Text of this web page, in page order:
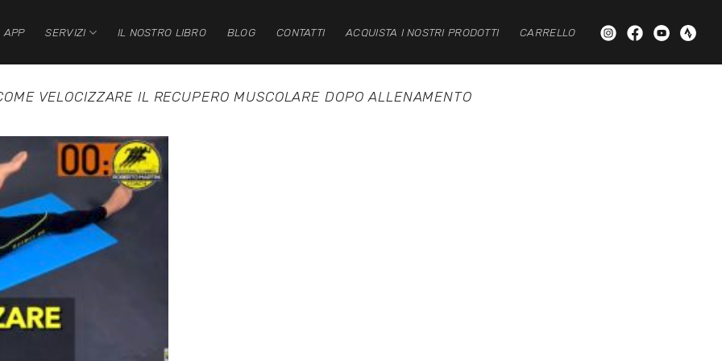
APP SERVIZI IL NOSTRO LIBRO BLOG CONTATTI ACQUISTA I NOSTRI PRODOTTI CARRELLO
VELOCIZZARE IL RECUPERO MUSCOLARE DOPO ALLENAMENTO